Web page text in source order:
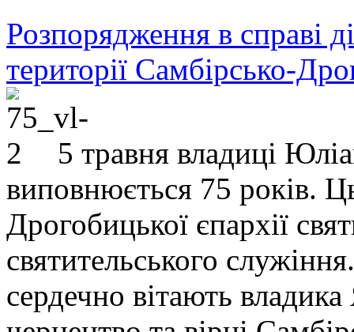
Розпорядження в справі
території Самбірсько-
5 травня владиці
виповнюється 75 років.
Дрогобицької єпархії
святительського
сердечно вітають